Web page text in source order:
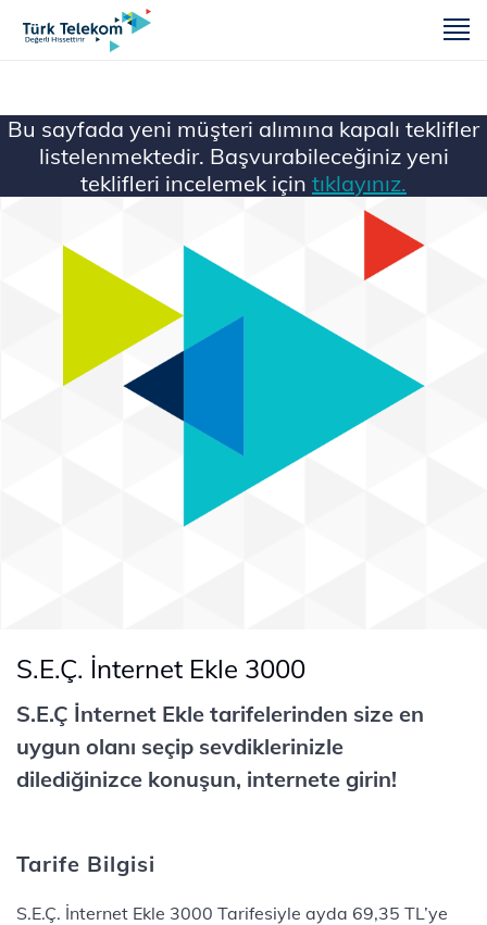
Bu sayfada yeni müşteri alımına kapalı teklifler
listelenmektedir. Başvurabileceğiniz yeni
teklifleri incelemek için tıklayınız.
S.E.Ç. İnternet Ekle 3000
S.E.Ç İnternet Ekle tarifelerinden size en
uygun olanı seçip sevdiklerinizle
dilediğinizce konuşun, internete girin!
Tarife Bilgisi
S.E.Ç. İnternet Ekle 3000 Tarifesiyle ayda 69,35 TL’ye